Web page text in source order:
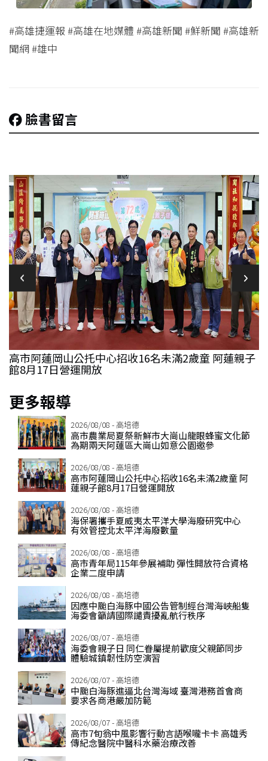
#高雄捷運報 #高雄在地媒體 #高雄新聞 #鮮新聞 #高雄新
聞網 #雄中
臉書留言
高市阿蓮岡山公托中心招收16名未滿2歲童 阿蓮親子
館8月17日營運開放
更多報導
2026/08/08 - 高培德
高市農業局夏祭新鮮市大崗山龍眼蜂蜜文化節
為期兩天阿蓮區大崗山如意公園邀參
2026/08/08 - 高培德
高市阿蓮岡山公托中心招收16名未滿2歲童 阿
蓮親子館8月17日營運開放
2026/08/08 - 高培德
海保署攜手夏威夷太平洋大學海廢研究中心
有效管控北太平洋海廢數量
2026/08/08 - 高培德
高市青年局115年參展補助 彈性開放符合資格
企業二度申請
2026/08/08 - 高培德
因應中颱白海豚中國公告管制經台灣海峽船隻
海委會籲請國際譴責擾亂航行秩序
2026/08/07 - 高培德
海委會親子日 同仁眷屬提前歡度父親節同步
體驗城鎮韌性防空演習
2026/08/07 - 高培德
中颱白海豚進逼北台灣海域 臺灣港務首會商
要求各商港嚴加防範
2026/08/07 - 高培德
高市7旬翁中風影響行動言語喉嚨卡卡 高雄秀
傳紀念醫院中醫科水藥治療改善